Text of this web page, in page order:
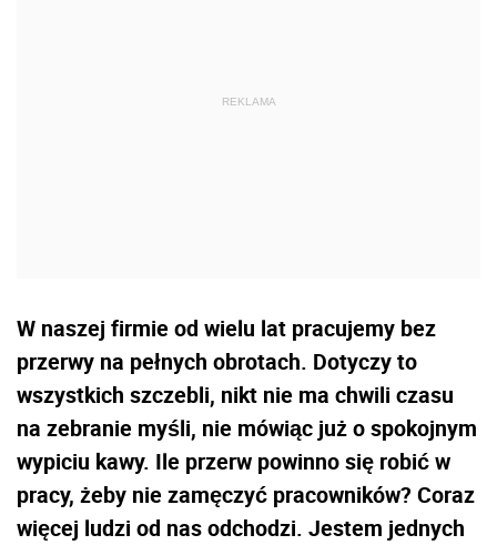
W naszej firmie od wielu lat pracujemy bez
przerwy na pełnych obrotach. Dotyczy to
wszystkich szczebli, nikt nie ma chwili czasu
na zebranie myśli, nie mówiąc już o spokojnym
wypiciu kawy. Ile przerw powinno się robić w
pracy, żeby nie zamęczyć pracowników? Coraz
więcej ludzi od nas odchodzi. Jestem jednych